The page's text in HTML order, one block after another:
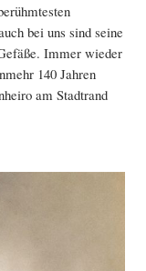
bei uns sind seine
Immer wieder
140 Jahren
am Stadtrand